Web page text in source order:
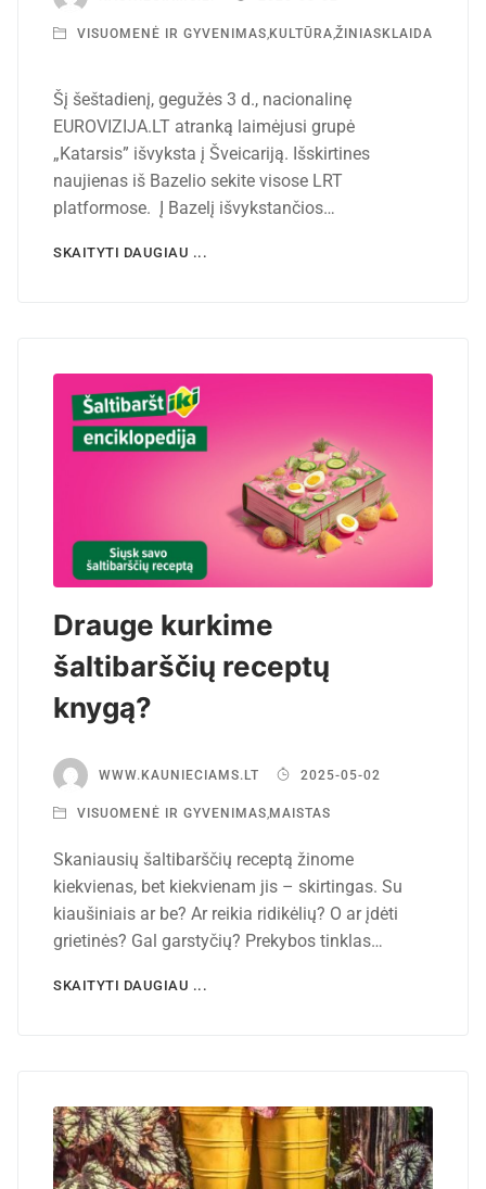
VISUOMENĖ IR GYVENIMAS KULTŪRA ŽINIASKLAIDA
Šį šeštadienį, gegužės 3 d., nacionalinę
EUROVIZIJA.LT atranką laimėjusi grupė
„Katarsis” išvyksta į Šveicariją. Išskirtines
naujienas iš Bazelio sekite visose LRT
platformose. Į Bazelį išvykstančios…
SKAITYTI DAUGIAU ...
Drauge kurkime
šaltibarščių receptų
knygą?
WWW.KAUNIECIAMS.LT 2025-05-02
VISUOMENĖ IR GYVENIMAS MAISTAS
Skaniausių šaltibarščių receptą žinome
kiekvienas, bet kiekvienam jis – skirtingas. Su
kiaušiniais ar be? Ar reikia ridikėlių? O ar įdėti
grietinės? Gal garstyčių? Prekybos tinklas…
SKAITYTI DAUGIAU ...